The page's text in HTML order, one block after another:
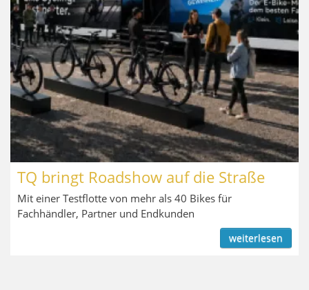
TQ bringt Roadshow auf die Straße
Mit einer Testflotte von mehr als 40 Bikes für
Fachhändler, Partner und Endkunden
weiterlesen